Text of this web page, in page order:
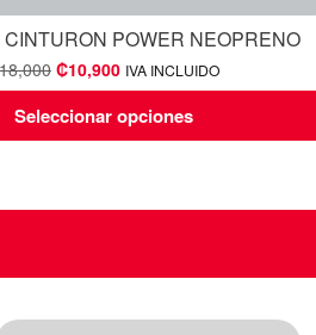
POWER NEOPRENO
₡10,900 IVA INCLUIDO
Seleccionar opciones